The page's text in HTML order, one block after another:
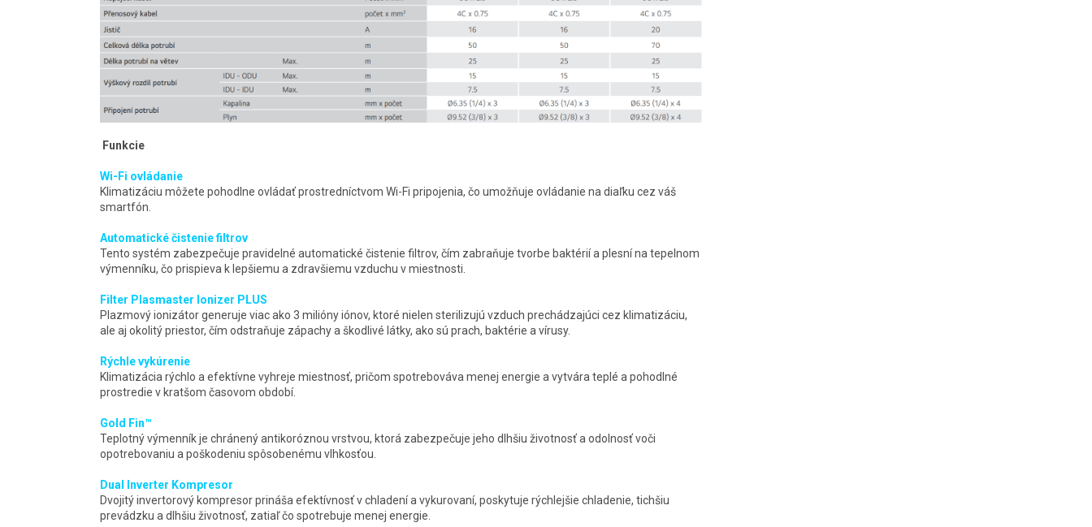
Funkcie
Wi-Fi ovládanie
Klimatizáciu môžete pohodlne ovládať prostredníctvom Wi-Fi pripojenia, čo umožňuje ovládanie na diaľku cez váš
smartfón.
Automatické čistenie filtrov
Tento systém zabezpečuje pravidelné automatické čistenie filtrov, čím zabraňuje tvorbe baktérií a plesní na tepelnom
výmenníku, čo prispieva k lepšiemu a zdravšiemu vzduchu v miestnosti.
Filter Plasmaster Ionizer PLUS
Plazmový ionizátor generuje viac ako 3 milióny iónov, ktoré nielen sterilizujú vzduch prechádzajúci cez klimatizáciu,
ale aj okolitý priestor, čím odstraňuje zápachy a škodlivé látky, ako sú prach, baktérie a vírusy.
Rýchle vykúrenie
Klimatizácia rýchlo a efektívne vyhreje miestnosť, pričom spotrebováva menej energie a vytvára teplé a pohodlné
prostredie v kratšom časovom období.
Gold Fin™
Teplotný výmenník je chránený antikoróznou vrstvou, ktorá zabezpečuje jeho dlhšiu životnosť a odolnosť voči
opotrebovaniu a poškodeniu spôsobenému vlhkosťou.
Dual Inverter Kompresor
Dvojitý invertorový kompresor prináša efektívnosť v chladení a vykurovaní, poskytuje rýchlejšie chladenie, tichšiu
prevádzku a dlhšiu životnosť, zatiaľ čo spotrebuje menej energie.